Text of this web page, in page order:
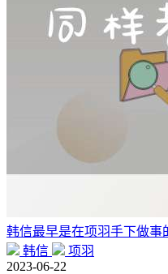
韩信最早是在项羽手下做事
韩信
项羽
2023-06-22